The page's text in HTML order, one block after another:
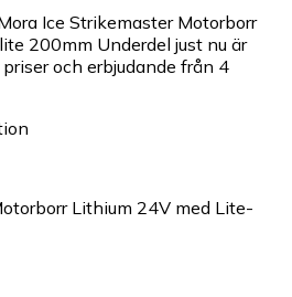
Ice Strikemaster Motorborr
200mm Underdel just nu är
och erbjudande från 4
Lithium 24V med Lite-